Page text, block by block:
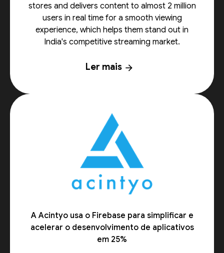
stores and delivers content to almost 2 million
users in real time for a smooth viewing
experience, which helps them stand out in
India's competitive streaming market.
Ler mais arrow_forward
A Acintyo usa o Firebase para simplificar e
acelerar o desenvolvimento de aplicativos
em 25%